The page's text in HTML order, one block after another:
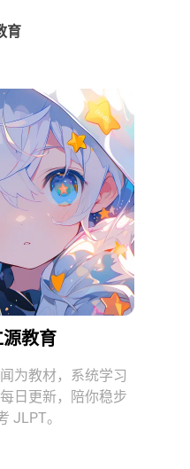
育
教育
为教材，系统学习
日更新，陪你稳步
JLPT。